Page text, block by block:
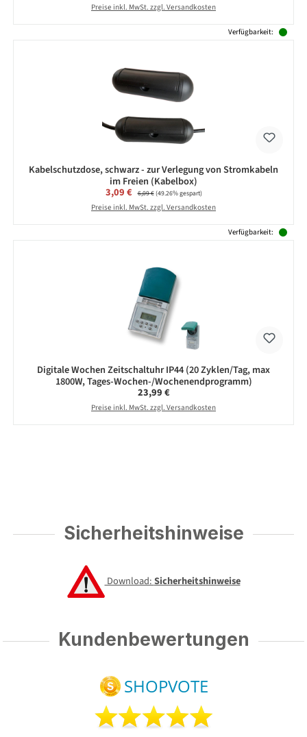
Preise inkl. MwSt. zzgl. Versandkosten
Verfügbarkeit:
Kabelschutzdose, schwarz - zur Verlegung von Stromkabeln
im Freien (Kabelbox)
Verkaufspreis:
3,09 € Regulärer Preis:
6,09 €(49.26% gespart)
Preise inkl. MwSt. zzgl. Versandkosten
Verfügbarkeit:
Digitale Wochen Zeitschaltuhr IP44 (20 Zyklen/Tag, max
1800W, Tages-Wochen-/Wochenendprogramm)
Regulärer Preis:
23,99 €
Preise inkl. MwSt. zzgl. Versandkosten
Sicherheitshinweise
Download:Sicherheitshinweise
Kundenbewertungen